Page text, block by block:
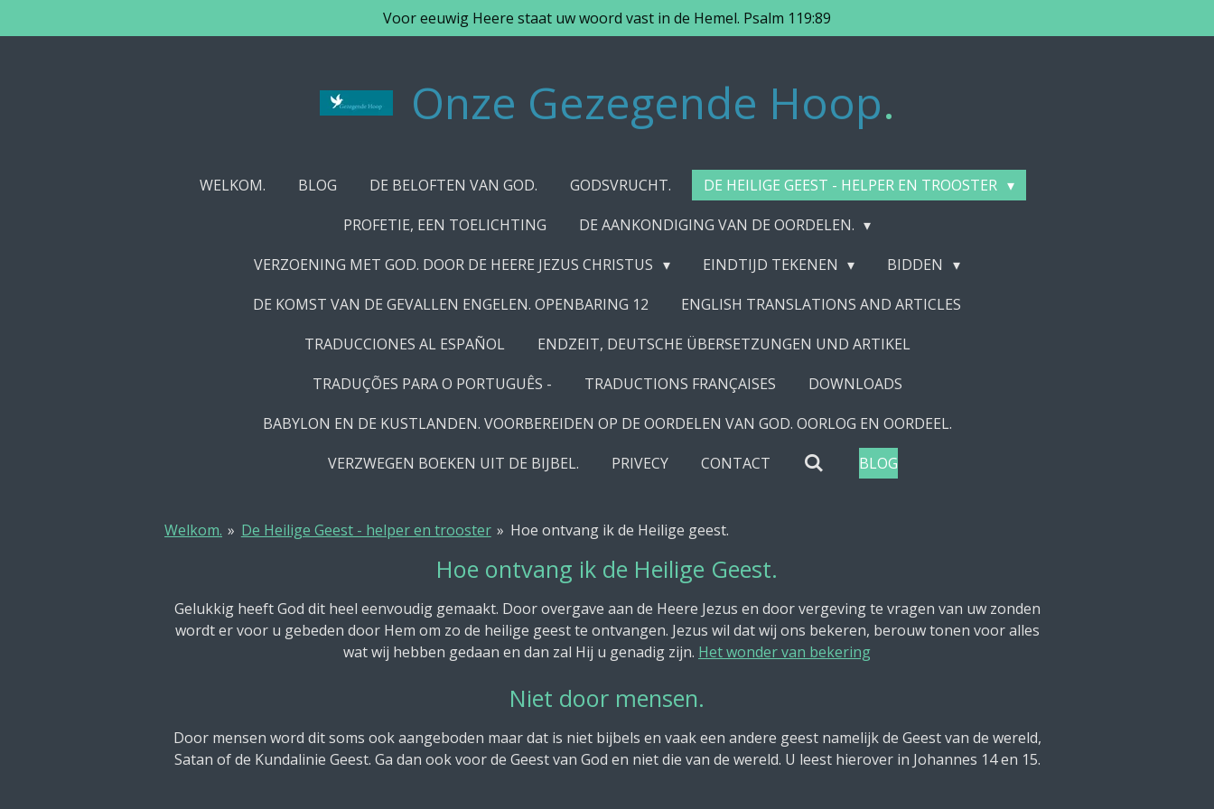
direct
Voor eeuwig Heere staat uw woord vast in de Hemel. Psalm 119:89
Onze Gezegende Hoop.
WELKOM. BLOG DE BELOFTEN VAN GOD. GODSVRUCHT.
DE HEILIGE GEEST - HELPER EN TROOSTER
PROFETIE, EEN TOELICHTING
DE AANKONDIGING VAN DE OORDELEN.
VERZOENING MET GOD. DOOR DE HEERE JEZUS CHRISTUS
EINDTIJD TEKENEN
BIDDEN
DE KOMST VAN DE GEVALLEN ENGELEN. OPENBARING 12
ENGLISH TRANSLATIONS AND ARTICLES
TRADUCCIONES AL ESPAÑOL
ENDZEIT, DEUTSCHE ÜBERSETZUNGEN UND ARTIKEL
TRADUÇÕES PARA O PORTUGUÊS -
TRADUCTIONS FRANÇAISES
DOWNLOADS
BABYLON EN DE KUSTLANDEN. VOORBEREIDEN OP DE OORDELEN VAN GOD. OORLOG EN OORDEEL.
VERZWEGEN BOEKEN UIT DE BIJBEL.
PRIVECY CONTACT BLOG
Welkom. » De Heilige Geest - helper en trooster » Hoe ontvang ik de Heilige geest.
Hoe ontvang ik de Heilige Geest.
Gelukkig heeft God dit heel eenvoudig gemaakt. Door overgave aan de Heere Jezus en door vergeving te vragen van uw zonden
wordt er voor u gebeden door Hem om zo de heilige geest te ontvangen. Jezus wil dat wij ons bekeren, berouw tonen voor alles
wat wij hebben gedaan en dan zal Hij u genadig zijn. Het wonder van bekering
Niet door mensen.
Door mensen word dit soms ook aangeboden maar dat is niet bijbels en vaak een andere geest namelijk de Geest van de wereld,
Satan of de Kundalinie Geest. Ga dan ook voor de Geest van God en niet die van de wereld. U leest hierover in Johannes 14 en 15.